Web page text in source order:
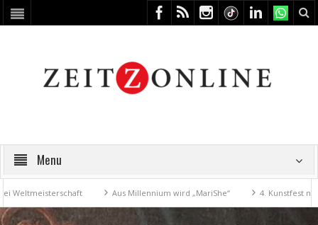
Menu
Aus Millennium wird „MariShe“ 4. Kunstfest macht